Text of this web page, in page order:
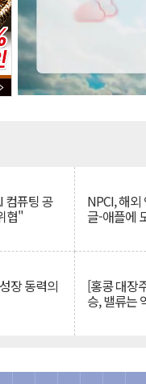
컴퓨팅 공
협"
NPCI, 해
글-애플에
장 동력의 [홍콩 대장
승, 밸류는